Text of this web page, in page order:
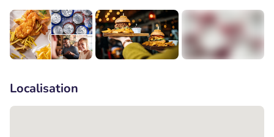
Localisation